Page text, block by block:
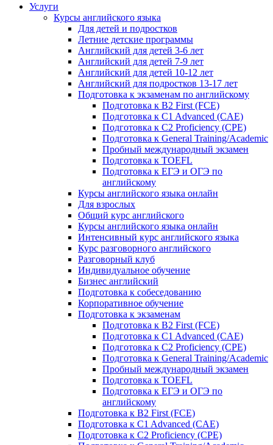
Услуги
Курсы английского языка
Для детей и подростков
Летние детские программы
Английский для детей 3-6 лет
Английский для детей 7-9 лет
Английский для детей 10-12 лет
Английский для подростков 13-17 лет
Подготовка к экзаменам по английскому
Подготовка к B2 First (FCE)
Подготовка к C1 Advanced (CAE)
Подготовка к C2 Proficiency (CPE)
Подготовка к General Training/Academic
Пробный международный экзамен
Подготовка к TOEFL
Подготовка к ЕГЭ и ОГЭ по
английскому
Курсы английского языка онлайн
Для взрослых
Общий курс английского
Курсы английского языка онлайн
Интенсивный курс английского языка
Курс разговорного английского
Разговорный клуб
Индивидуальное обучение
Бизнес английский
Подготовка к собеседованию
Корпоративное обучение
Подготовка к экзаменам
Подготовка к B2 First (FCE)
Подготовка к C1 Advanced (CAE)
Подготовка к C2 Proficiency (CPE)
Подготовка к General Training/Academic
Пробный международный экзамен
Подготовка к TOEFL
Подготовка к ЕГЭ и ОГЭ по
английскому
Подготовка к B2 First (FCE)
Подготовка к C1 Advanced (CAE)
Подготовка к C2 Proficiency (CPE)